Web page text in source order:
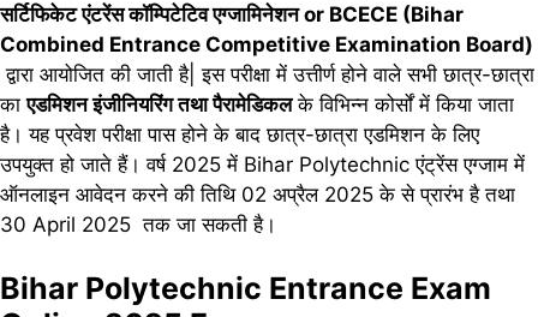
सर्टिफिकेट एंटरेंस कॉम्पिटेटिव एग्जामिनेशन or BCECE (Bihar
Combined Entrance Competitive Examination Board)
द्वारा आयोजित की जाती है| इस परीक्षा में उत्तीर्ण होने वाले सभी छात्र-छात्रा
काएडमिशन इंजीनियरिंग तथा पैरामेडिकलके विभिन्न कोर्सों में किया जाता
है। यह प्रवेश परीक्षा पास होने के बाद छात्र-छात्रा एडमिशन के लिए
उपयुक्त हो जाते हैं। वर्ष 2025 में Bihar Polytechnic एंट्रेंस एग्जाम में
ऑनलाइन आवेदन करने की तिथि 02 अप्रैल 2025 के से प्रारंभ है तथा
30 April 2025 तक जा सकती है।
Bihar Polytechnic Entrance Exam